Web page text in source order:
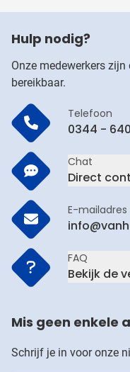
Hulp nodig?
Onze medewerkers
bereikbaar.
Telefoon
0344 -
Chat
Direct
E-mailadres
FAQ
Bekijk de
Mis geen enkele
Schrijf je in voor onze